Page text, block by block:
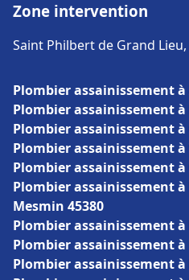
Zone intervention
Saint Philbert de Grand
Plombier assainissement à
Plombier assainissement à
Plombier assainissement à
Plombier assainissement à
Plombier assainissement à
Plombier assainissement
Mesmin 45380
Plombier assainissement à
Plombier assainissement à
Plombier assainissement